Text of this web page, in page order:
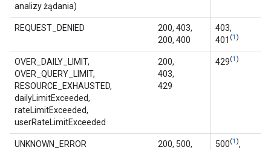
analizy żądania)
REQUEST_DENIED
200, 403,
200, 400
403,
401 (1 )
OVER_DAILY_LIMIT,
OVER_QUERY_LIMIT,
RESOURCE_EXHAUSTED,
dailyLimitExceeded,
rateLimitExceeded,
userRateLimitExceeded
200,
403,
429
429(1 )
UNKNOWN_ERROR
200, 500,
500(1 ),